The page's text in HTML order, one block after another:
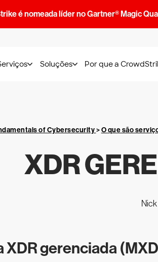
é nomeada líder no Gartner® Magic
Soluções Por que a
of Cybersecurity>O que são
XDR
XDR gerenciada